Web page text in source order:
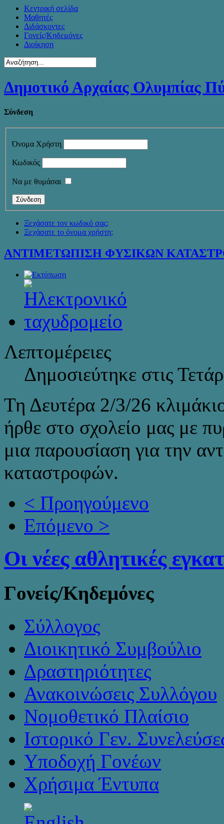
Κεντρική σελίδα
Μαθητές
Διδάσκοντες
Γονείς/Κηδεμόνες
Διοίκηση
Δημοτικό Αρχαίας Ολυμπίας
Σύνδεση
Όνομα Χρήστη
Κωδικός
Να με θυμάσαι
Ξεχάσατε τον κωδικό σας;
Ξεχάσατε το όνομα χρήστη;
ΑΝΤΙΜΕΤΩΠΙΣΗ ΦΥΣΙΚΩΝ
Λεπτομέρειες
Δημοσιεύτηκε στις
Τη Δευτέρα 2/3/26
ήρθε στο σχολείο μας με
μια παρουσίαση για την
καταστροφών.
< Προηγούμενο
Επόμενο >
Οι νέες αθλητικές
Γονείς/Κηδεμόνες
Σύλλογος
Διοικητικό Συμβούλιο
Δραστηριότητες
Ανακοινώσεις Συλλόγου
Νομοθετικό Πλαίσιο
Ιστορικό Γεν.
Υποδοχή Γονέων
Χρήσιμα Έντυπα